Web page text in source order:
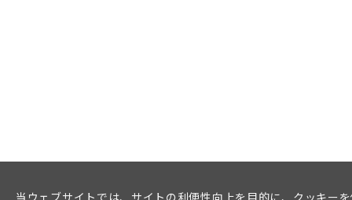
当ウェブサイトでは、サイトの利便性向上を目的に、クッキー